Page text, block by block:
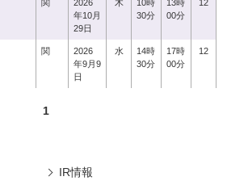
関
2026
年10月
29日
木
10時
30分
13時
00分
12
関
2026
年9月9
日
水
14時
30分
17時
00分
12
1
IR情報